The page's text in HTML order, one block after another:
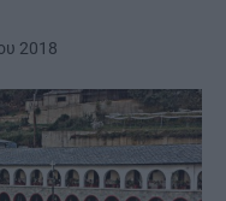
2018